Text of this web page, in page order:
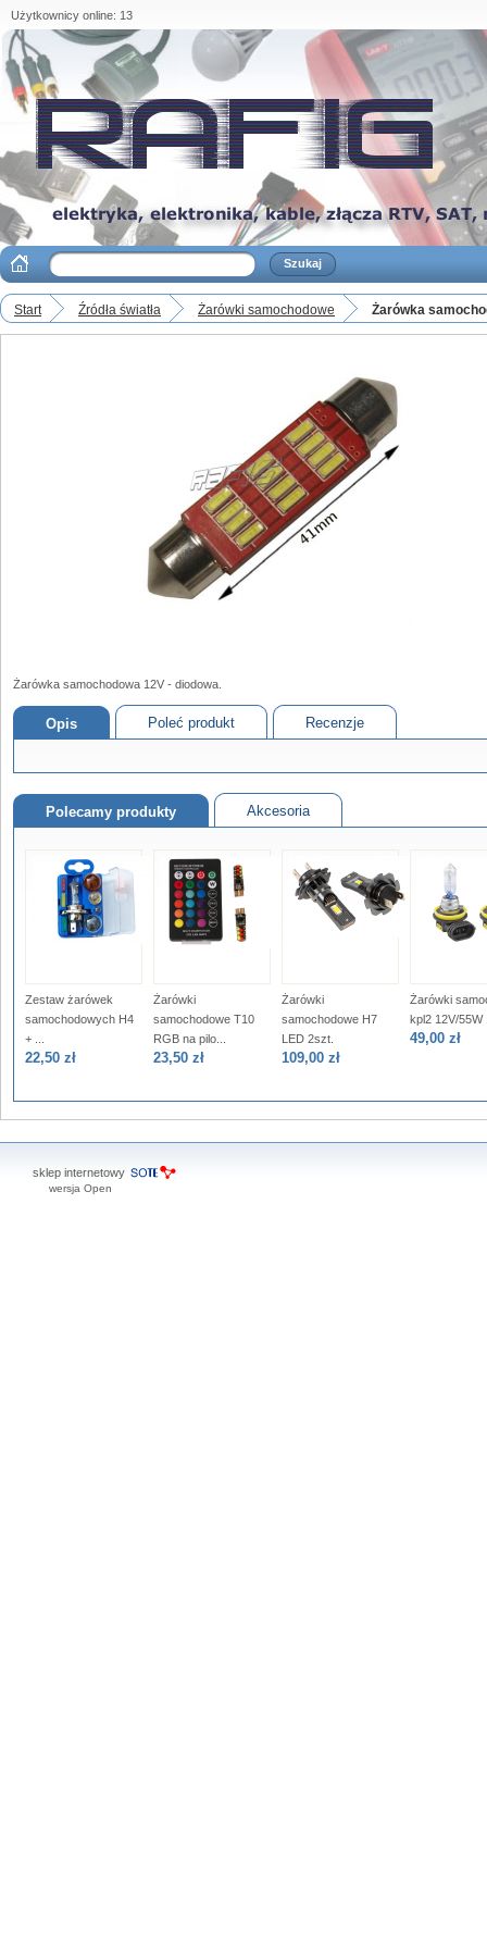
Użytkownicy online: 13
Start Źródła światła Żarówki samochodowe Żarówka
Żarówka samochodowa 12V - diodowa.
Opis Poleć produkt Recenzje
Polecamy produkty Akcesoria
Zestaw żarówek
samochodowych H4
+ ...
22,50 zł
Żarówki
samochodowe T10
RGB na pilo...
23,50 zł
Żarówki
samochodowe H7
LED 2szt.
109,00 zł
Żarówki
kpl2 12V/55W
49,00 zł
sklep internetowy
wersja Open